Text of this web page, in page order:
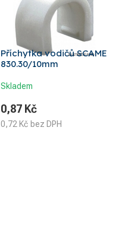
Příchytka vodičů SCAME
830.30/10mm
Skladem
0,87 Kč
0,72 Kč bez DPH